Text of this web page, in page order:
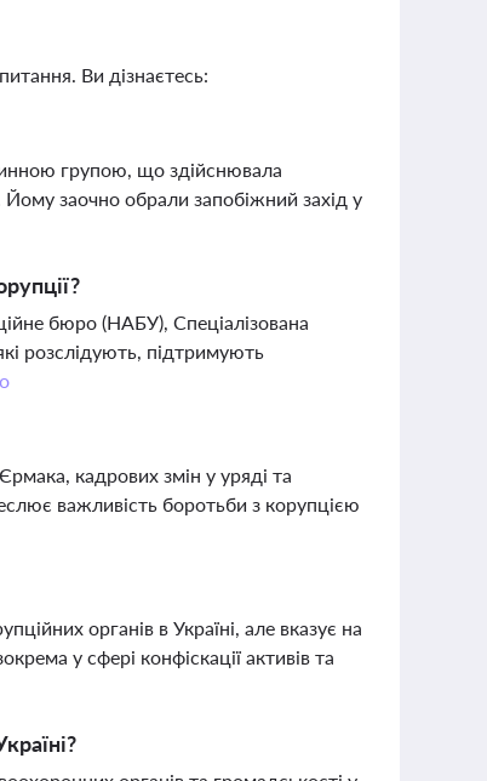
Ви дізнаєтесь:
групою, що здійснювала
Йому заочно обрали запобіжний захід у
бюро (НАБУ), Спеціалізована
розслідують, підтримують
кадрових змін у уряді та
важливість боротьби з корупцією
органів в Україні, але вказує на
у сфері конфіскації активів та